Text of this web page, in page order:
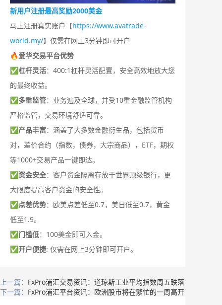
新用户注册最高奖励2000美金
马上注册真实账户【https://www.avatrade-
world.my/】仅需在网上3分钟即可开户
🔥爱华交易平台优势
✅杠杆灵活：400:1杠杆灵活配置，安全高效地放大您
的最终收益。
✅多重监管：业务遍及全球，并受10重金融监管机构
严格监管，交易环境舒适可靠。
✅产品丰富：涵盖了大多数金融衍生品，包括货币
对，差价合约（指数，债券，大宗商品），ETF，期权
等1000+交易产品一键即达。
✅资金安全：客户资金隔离存放于世界顶级银行，更
大限度提高客户资金的安全性。
✅点差优势：欧美点差低至0.7，美日低至0.7，黄金
低至1.9。
✅门槛低：100美金即可入金。
✅开户便捷: 仅需在网上3分钟即可开户。
上一篇： FxPro浦汇交易资讯：道琼斯工业平均指数周五跌落
下一篇： FxPro浦汇平台资讯：欧洲股市将在繁忙的一周高开